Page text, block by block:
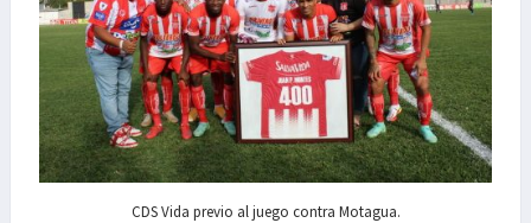
CDS Vida previo al juego contra Motagua.